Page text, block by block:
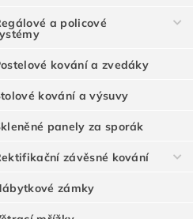
a policové
kování a zvedáky
kování a výsuvy
panely za sporák
závěsné kování
zámky